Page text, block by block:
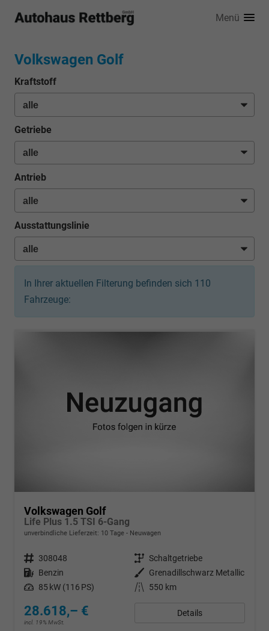
Menü
Volkswagen Golf
Kraftstoff
Getriebe
Antrieb
Ausstattungslinie
In Ihrer aktuellen Filterung befinden sich 110
Fahrzeuge:
Volkswagen Golf
Life Plus 1.5 TSI 6-Gang
unverbindliche Lieferzeit: 10 Tage Neuwagen
Fahrzeugnr. 308048 Getriebe Schaltgetriebe
Kraftstoff Benzin Außenfarbe
Grenadillschwarz Metallic
Leistung 85 kW (116 PS) Kilometerstand 550 km
28.618,– €
incl. 19% MwSt.
Details